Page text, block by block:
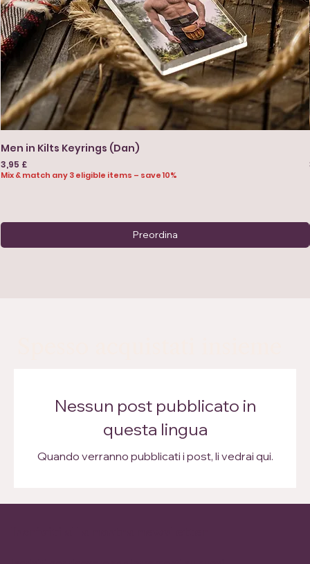
Men in Kilts Keyrings (Dan)
Prezzo
3,95 £
Mix & match any 3 eligible items – save 10%
Preordina
Nessun post pubblicato in
questa lingua
Quando verranno pubblicati i post, li vedrai qui.